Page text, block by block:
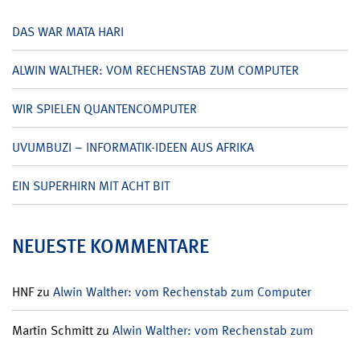
DAS WAR MATA HARI
ALWIN WALTHER: VOM RECHENSTAB ZUM COMPUTER
WIR SPIELEN QUANTENCOMPUTER
UVUMBUZI – INFORMATIK-IDEEN AUS AFRIKA
EIN SUPERHIRN MIT ACHT BIT
NEUESTE KOMMENTARE
HNFzu Alwin Walther: vom Rechenstab zum Computer
Martin Schmittzu Alwin Walther: vom Rechenstab zum